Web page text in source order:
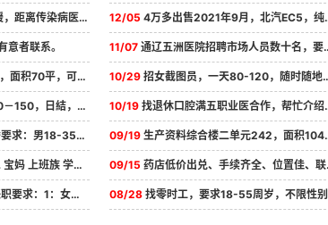
染病医院 越近越好， 12/05 4万多出售2021年9月，北汽EC5，纯电车，续航403公里，女士用车，全车原漆包...
意者联系。 11/07通辽五洲医院招聘市场人员数十名，要求会玩手机，活轻松不累，联系电话1864...
日租，价格2300.设施齐全可... 10/29招女截图员，一天80-120，随时随地可做，时间自由安排，年龄18/50周岁，有...
累好做，有意者扫码咨询 10/19找退休口腔满五职业医合作，帮忙介绍中介费丰厚。
周岁，可居家办公，会说普... 09/19生产资料综合楼二单元242，面积104平，三室一厅一卫，家具家电齐全，紧邻市...
在嫁可做 公子曰洁 不耽误... 09/15 药店低价出兑、手续齐全、位置佳、联系电话15004755379
岁，口齿清晰，品行端正2：... 08/28找零时工，要求18-55周岁，不限性别，有无经验均可，鈤收入30-150，不耽误...